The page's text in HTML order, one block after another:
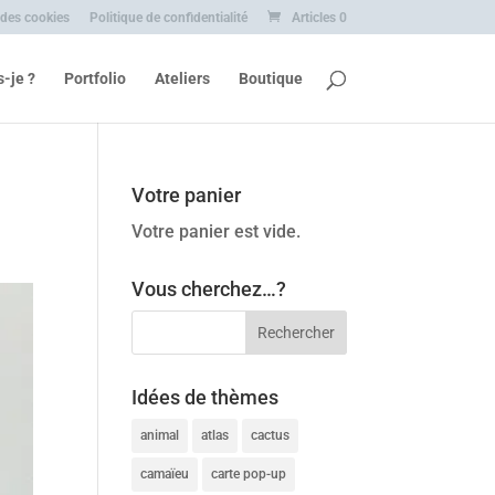
cookies Politique de confidentialité Articles 0
je ? Portfolio Ateliers Boutique
Votre panier
Votre panier est vide.
Vous cherchez…?
Idées de thèmes
animal atlas cactus
camaïeu carte pop-up